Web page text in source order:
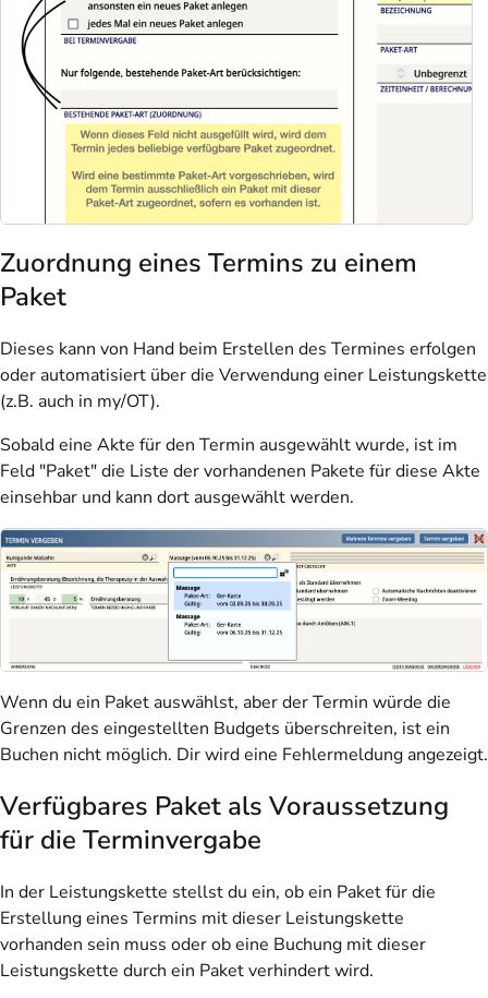
Zuordnung eines Termins zu einem
Paket
Dieses kann von Hand beim Erstellen des Termines erfolgen
oder automatisiert über die Verwendung einer Leistungskette
(z.B. auch in my/OT).
Sobald eine Akte für den Termin ausgewählt wurde, ist im
Feld "Paket" die Liste der vorhandenen Pakete für diese Akte
einsehbar und kann dort ausgewählt werden.
Wenn du ein Paket auswählst, aber der Termin würde die
Grenzen des eingestellten Budgets überschreiten, ist ein
Buchen nicht möglich. Dir wird eine Fehlermeldung angezeigt.
Verfügbares Paket als Voraussetzung
für die Terminvergabe
In der Leistungskette stellst du ein, ob ein Paket für die
Erstellung eines Termins mit dieser Leistungskette
vorhanden sein muss oder ob eine Buchung mit dieser
Leistungskette durch ein Paket verhindert wird.